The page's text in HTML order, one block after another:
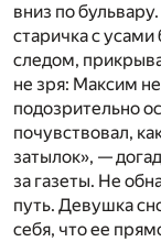
вниз по
старичка с
следом,
не зря: Максим
подозрительно
почувствовал,
затылок», —
за газеты. Не
путь. Девушка
себя, что ее